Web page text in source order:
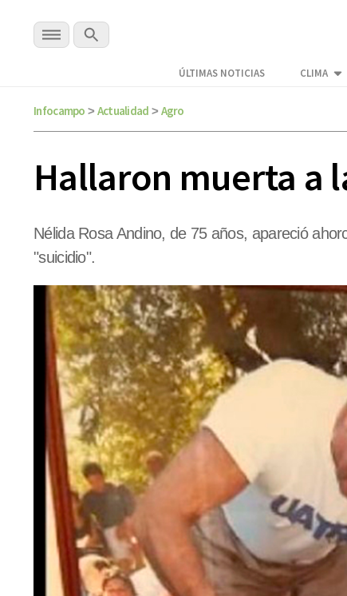
ÚLTIMAS NOTICIAS CLIMA
Infocampo > Actualidad > Agro
Hallaron muerta a
Nélida Rosa Andino, de 75 años, apareció
"suicidio".